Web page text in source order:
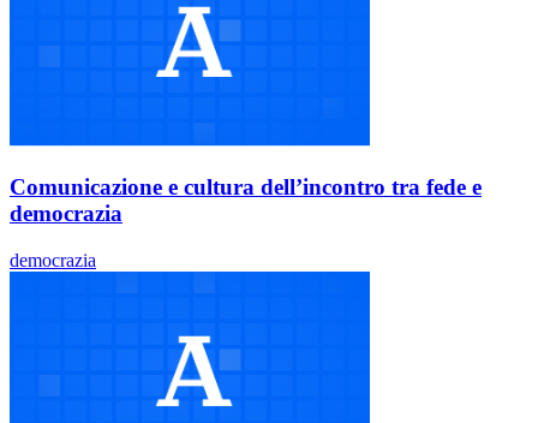
Comunicazione e cultura dell’incontro tra fede e
democrazia
democrazia